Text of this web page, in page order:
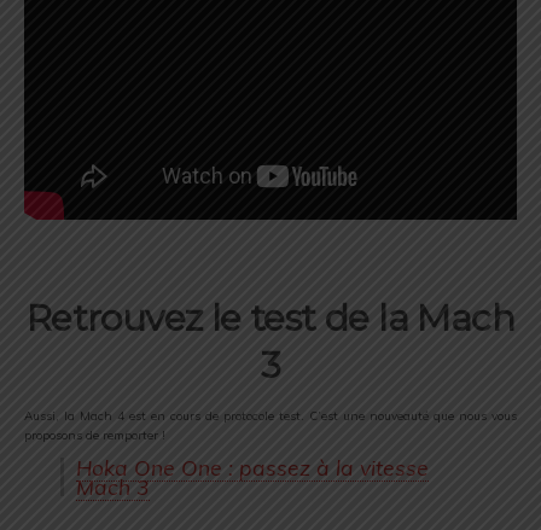
Retrouvez le test de la Mach
3
Aussi, la Mach 4 est en cours de protocole test. C’est une nouveauté que nous vous
proposons de remporter !
Hoka One One : passez à la vitesse
Mach 3